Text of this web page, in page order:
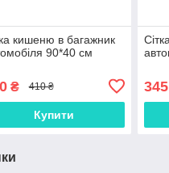
кишеню в багажник
90*40 см
₴ 410 ₴
Купити
345